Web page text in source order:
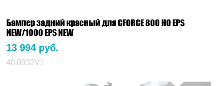
Бампер задний красный для CFORCE 800 HO EPS
NEW/1000 EPS NEW
13 994 руб.
40.0932V1